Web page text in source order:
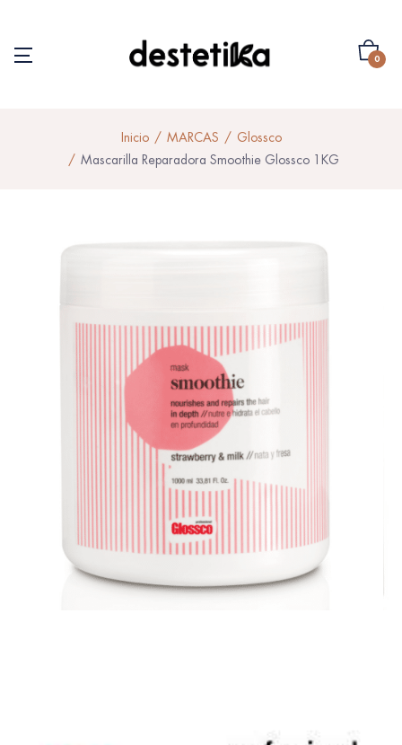
0
Inicio MARCAS
Glossco
Mascarilla Reparadora Smoothie Glossco 1KG